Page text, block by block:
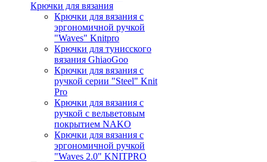
Крючки для вязания
Крючки для вязания с
эргономичной ручкой
"Waves" Knitpro
Крючки для тунисского
вязания GhiaoGoo
Крючки для вязания с
ручкой серии "Steel" Knit
Pro
Крючки для вязания с
ручкой с вельветовым
покрытием NAKO
Крючки для вязания с
эргономичной ручкой
"Waves 2.0" KNITPRO